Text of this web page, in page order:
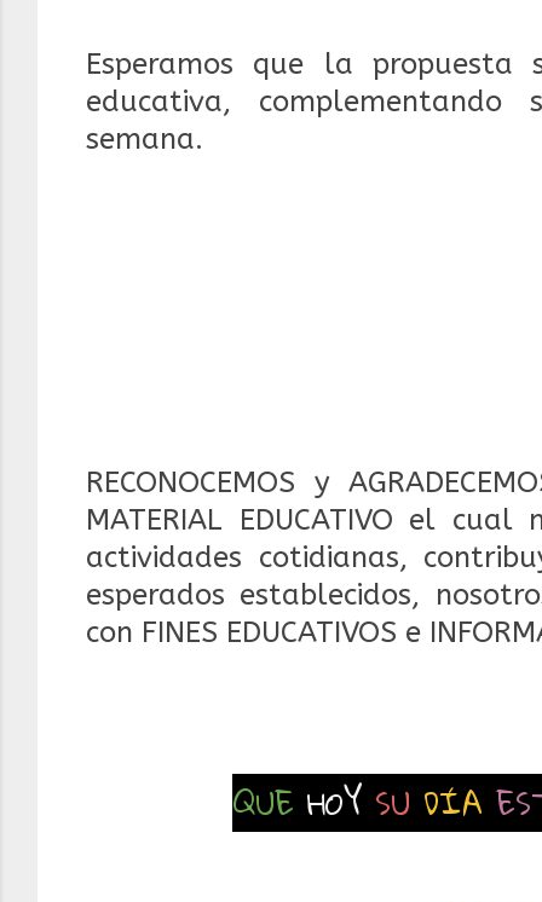
Esperamos que la
educativa,
semana.
RECONOCEMOS y
MATERIAL EDUCATIVO el
actividades cotidianas,
esperados establecidos,
con FINES EDUCATIVOS e
QUE HOY SU DÍA